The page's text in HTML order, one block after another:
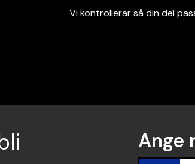
Vi kontrollerar så din del
Ange